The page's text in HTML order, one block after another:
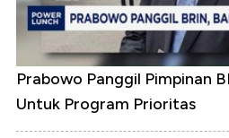
Prabowo Panggil Pimpinan
Untuk Program Prioritas